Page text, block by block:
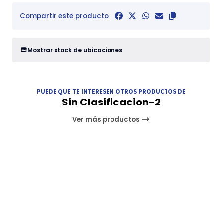
Compartir este producto
Mostrar stock de ubicaciones
PUEDE QUE TE INTERESEN OTROS PRODUCTOS DE
Sin Clasificacion-2
Ver más productos